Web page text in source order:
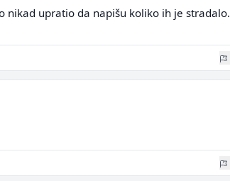
upratio da napišu koliko ih je stradalo.